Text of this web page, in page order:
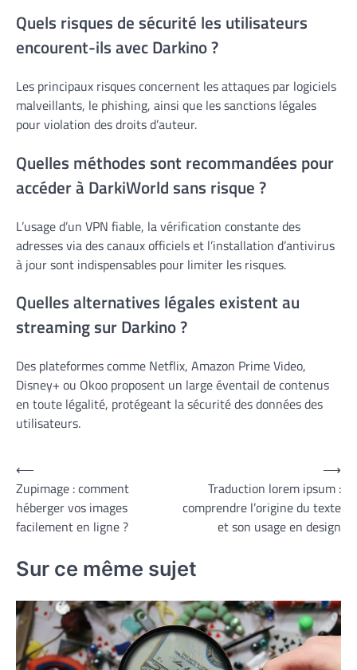
Quels risques de sécurité les utilisateurs
encourent-ils avec Darkino ?
Les principaux risques concernent les attaques par logiciels
malveillants, le phishing, ainsi que les sanctions légales
pour violation des droits d’auteur.
Quelles méthodes sont recommandées pour
accéder à DarkiWorld sans risque ?
L’usage d’un VPN fiable, la vérification constante des
adresses via des canaux officiels et l’installation d’antivirus
à jour sont indispensables pour limiter les risques.
Quelles alternatives légales existent au
streaming sur Darkino ?
Des plateformes comme Netflix, Amazon Prime Video,
Disney+ ou Okoo proposent un large éventail de contenus
en toute légalité, protégeant la sécurité des données des
utilisateurs.
Navigation
de
l’article
⟵
Zupimage : comment
héberger vos images
facilement en ligne ?
Traduction lorem ipsum :
comprendre l’origine du texte
et son usage en design
⟶
Sur ce même sujet